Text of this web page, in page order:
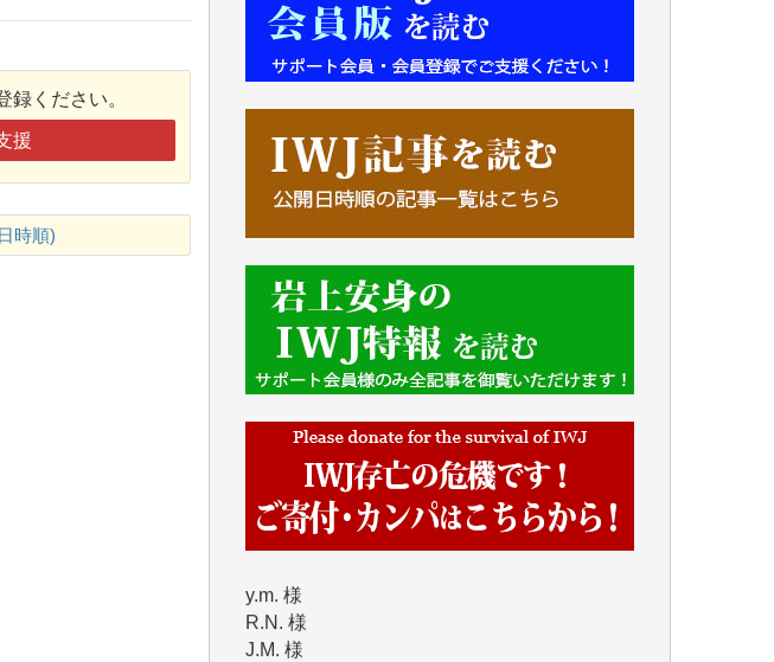
ください。
援
時順)
■■■■■■
■2026年7月、ご寄付いただいた皆さま、心よ
Y.H. 様
Y.Y. 様
Y,M. 様
マシオン 恵美香 様
岩井 祐子 様
吉村 隆子 様
新城 靖 様
青木 要 様
T.Y. 様
Y.N. 様
y.m. 様
J.M. 様
T.N. 様
Y.T. 様